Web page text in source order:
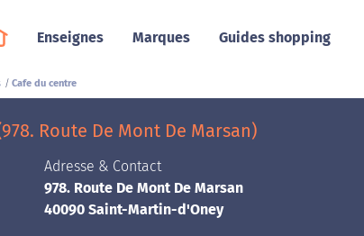
Enseignes Marques Guides shopping
Cafe du centre
Route De Mont De Marsan)
Adresse & Contact
978. Route De Mont De Marsan
40090 Saint-Martin-d'Oney